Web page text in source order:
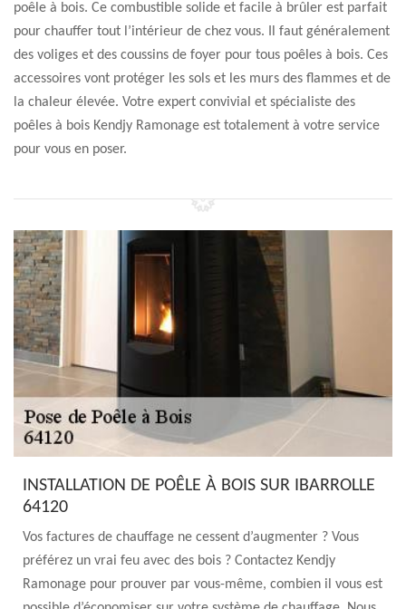
poêle à bois. Ce combustible solide et facile à brûler est parfait
pour chauffer tout l’intérieur de chez vous. Il faut généralement
des voliges et des coussins de foyer pour tous poêles à bois. Ces
accessoires vont protéger les sols et les murs des flammes et de
la chaleur élevée. Votre expert convivial et spécialiste des
poêles à bois Kendjy Ramonage est totalement à votre service
pour vous en poser.
INSTALLATION DE POÊLE À BOIS SUR IBARROLLE
64120
Vos factures de chauffage ne cessent d’augmenter ? Vous
préférez un vrai feu avec des bois ? Contactez Kendjy
Ramonage pour prouver par vous-même, combien il vous est